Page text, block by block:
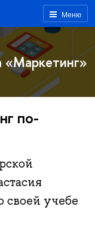
Меню
«Маркетинг»
по-
своей учебе